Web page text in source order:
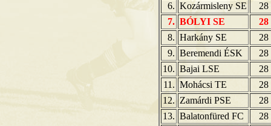
6. Kozármisleny SE
28
7. BÓLYI SE
28
8. Harkány SE
28
9. Beremendi ÉSK
28
10. Bajai LSE
28
11. Mohácsi TE
28
12. Zamárdi PSE
28
13. Balatonfüred FC
28